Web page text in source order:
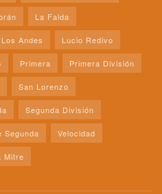
La Falda
Los Andes Lucio Redivo
Primera Primera División
San Lorenzo
Segunda División
Segunda Velocidad
Mitre